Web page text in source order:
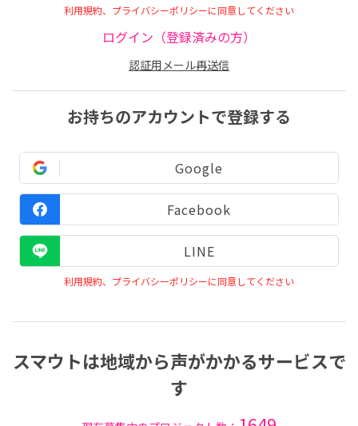
利用規約、プライバシーポリシーに同意してください
ログイン（登録済みの方）
認証用メール再送信
お持ちのアカウントで登録する
Google
Facebook
LINE
利用規約、プライバシーポリシーに同意してください
スマウトは地域から声がかかるサービスで
す